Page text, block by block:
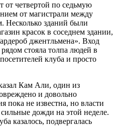
от четвертой по седьмую
от магистрали между
Несколько зданий были
красок в соседнем здании,
джентльмена». Вход
стояла толпа людей в
клуба и просто
Кам Али, один из
и довольно
пока не известна, но власти
дожди на этой неделе.
казалось, подвергалась